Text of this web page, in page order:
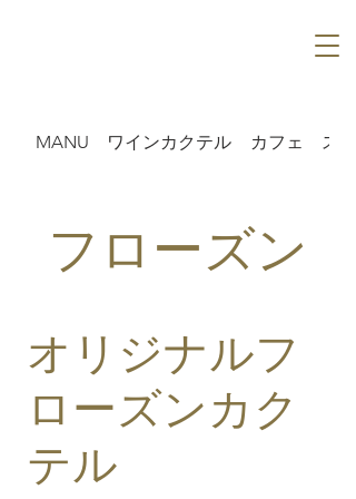
MANU ワインカクテル カフェ ス
フローズン
オリジナルフ
ローズンカク
テル